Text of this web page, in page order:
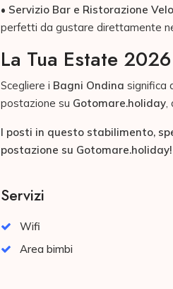
• Servizio Bar e Ristorazione
perfetti da gustare direttamente
La Tua Estate
Scegliere i Bagni Ondina significa
postazione su Gotomare.holiday
I posti in questo stabilimento,
postazione su Gotomare.holiday!
Servizi
Wifi
Area bimbi